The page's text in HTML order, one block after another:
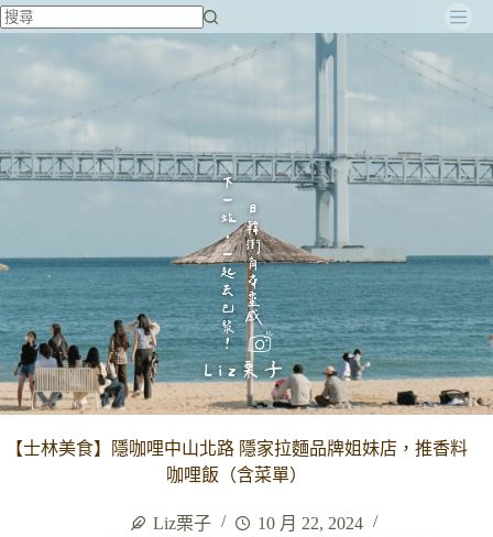
跳
容
【士林美食】隱咖哩中山北路 隱家拉麵品牌姐妹店，推香料
咖哩飯（含菜單）
Liz栗子
10 月 22, 2024